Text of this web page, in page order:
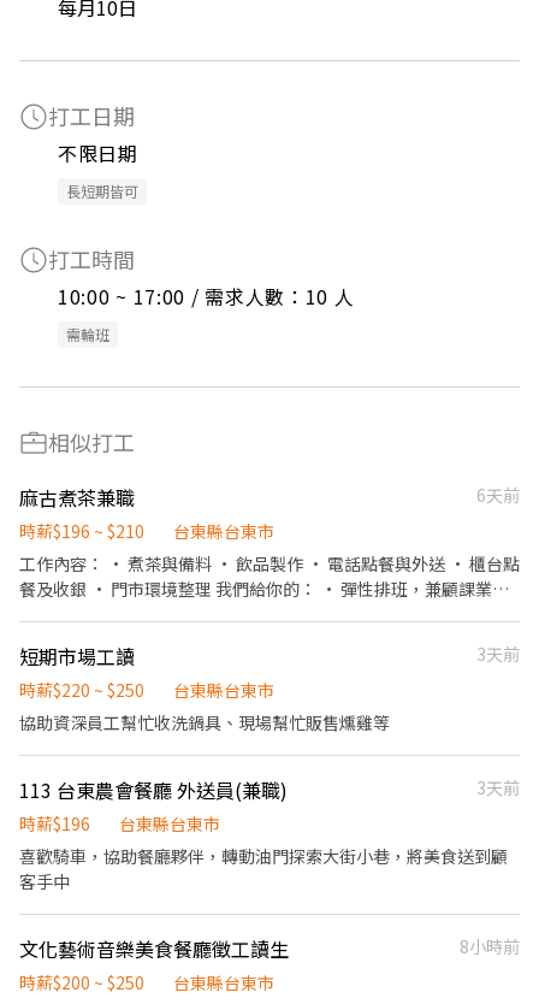
每月10日
打工日期
不限日期
長短期皆可
打工時間
10:00 ~ 17:00 / 需求人數：10 人
需輪班
相似打工
麻古煮茶兼職
6天前
時薪$196 ~ $210
台東縣台東市
工作內容： • 煮茶與備料 • 飲品製作 • 電話點餐與外送 • 櫃台點
餐及收銀 • 門市環境整理 我們給你的： • 彈性排班，兼顧課業生
短期市場工讀
3天前
時薪$220 ~ $250
台東縣台東市
協助資深員工幫忙收洗鍋具、現場幫忙販售燻雞等
113 台東農會餐廳 外送員(兼職)
3天前
時薪$196
台東縣台東市
喜歡騎車，協助餐廳夥伴，轉動油門探索大街小巷，將美食送到顧
客手中
文化藝術音樂美食餐廳徵工讀生
8小時前
時薪$200 ~ $250
台東縣台東市